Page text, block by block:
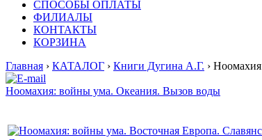
СПОСОБЫ ОПЛАТЫ
ФИЛИАЛЫ
КОНТАКТЫ
КОРЗИНА
Главная › КАТАЛОГ › Книги Дугина А.Г. ›
Ноомахия: войны ума. Океания. Вызов воды